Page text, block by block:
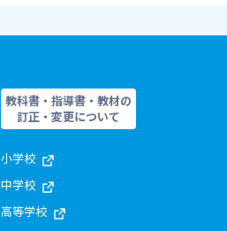
教科書・指導書・教材の
訂正・変更について
小学校
中学校
高等学校